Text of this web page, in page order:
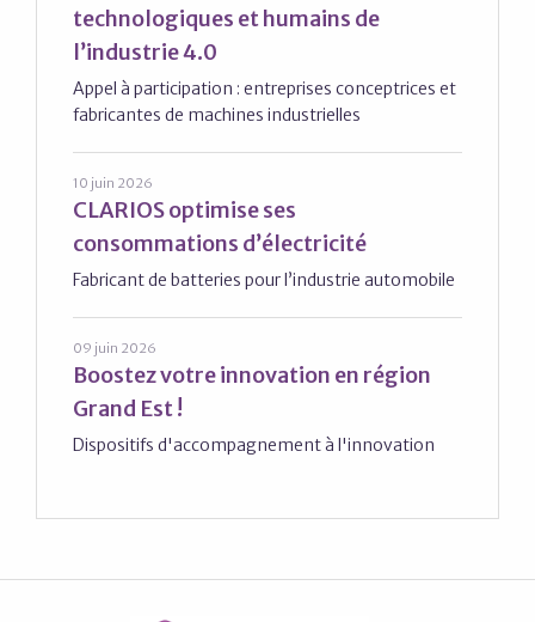
technologiques et humains de
l’industrie 4.0
Appel à participation : entreprises conceptrices et
fabricantes de machines industrielles
10 juin 2026
CLARIOS optimise ses
consommations d’électricité
Fabricant de batteries pour l’industrie automobile
09 juin 2026
Boostez votre innovation en région
Grand Est !
Dispositifs d'accompagnement à l'innovation